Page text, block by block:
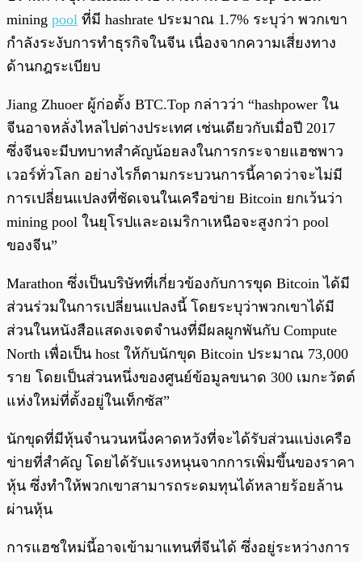
mining pool ที่มี hashrate ประมาณ 1.7% ระบุว่า พวกเขา
กำลังระงับการทำธุรกิจในจีน เนื่องจากความเสี่ยงทาง
ด้านกฎระเบียบ
Jiang Zhuoer ผู้ก่อตั้ง BTC.Top กล่าวว่า “hashpower ใน
จีนอาจหลั่งไหลไปต่างประเทศ เช่นเดียวกับเมื่อปี 2017
ซึ่งจีนจะมีบทบาทสำคัญน้อยลงในการกระจายแฮชพาว
เวอร์ทั่วโลก อย่างไรก็ตามกระบวนการนี้คาดว่าจะไม่มี
การเปลี่ยนแปลงที่ชัดเจนในเครือข่าย Bitcoin ยกเว้นว่า
mining pool ในยุโรปและอเมริกาเหนือจะสูงกว่า pool
ของจีน”
Marathon ซึ่งเป็นบริษัทที่เกี่ยวข้องกับการขุด Bitcoin ได้มี
ส่วนร่วมในการเปลี่ยนแปลงนี้ โดยระบุว่าพวกเขาได้มี
ส่วนในหนังสือแสดงเจตจำนงที่มีผลผูกพันกับ Compute
North เพื่อเป็น host ให้กับนักขุด Bitcoin ประมาณ 73,000
ราย โดยเป็นส่วนหนึ่งของศูนย์ข้อมูลขนาด 300 เมกะวัตต์
แห่งใหม่ที่ตั้งอยู่ในเท็กซัส”
นักขุดที่มีหุ้นจำนวนหนึ่งคาดหวังที่จะได้รับส่วนแบ่งเครือ
ข่ายที่สำคัญ โดยได้รับแรงหนุนจากการเพิ่มขึ้นของราคา
หุ้น ซึ่งทำให้พวกเขาสามารถระดมทุนได้หลายร้อยล้าน
ผ่านหุ้น
การแฮชใหม่นี้อาจเข้ามาแทนที่จีนได้ ซึ่งอยู่ระหว่างการ